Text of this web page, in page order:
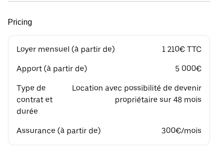
Pricing
Loyer mensuel (à partir de) 1 210€ TTC
Apport (à partir de) 5 000€
Type de
contrat et
durée
Location avec possibilité de devenir
propriétaire sur 48 mois
Assurance (à partir de) 300€/mois